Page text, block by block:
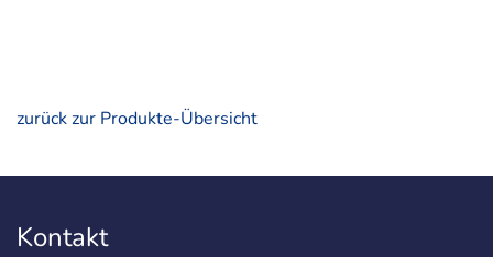
zurück zur Produkte-Übersicht
Kontakt